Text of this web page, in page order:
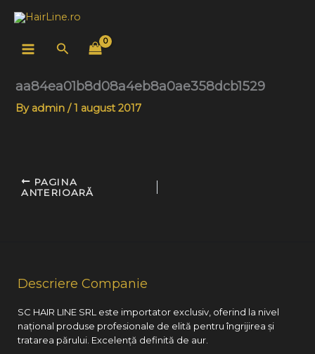
content
Search
aa84ea01b8d08a4eb8a0ae358dcb1529
By admin/1 august 2017
PAGINA
ANTERIOARĂ
Descriere Companie
SC HAIR LINE SRL este importator exclusiv, oferind la nivel
național produse profesionale de elită pentru îngrijirea și
tratarea părului. Excelență definită de aur.